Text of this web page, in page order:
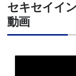
セキセイイ
動画